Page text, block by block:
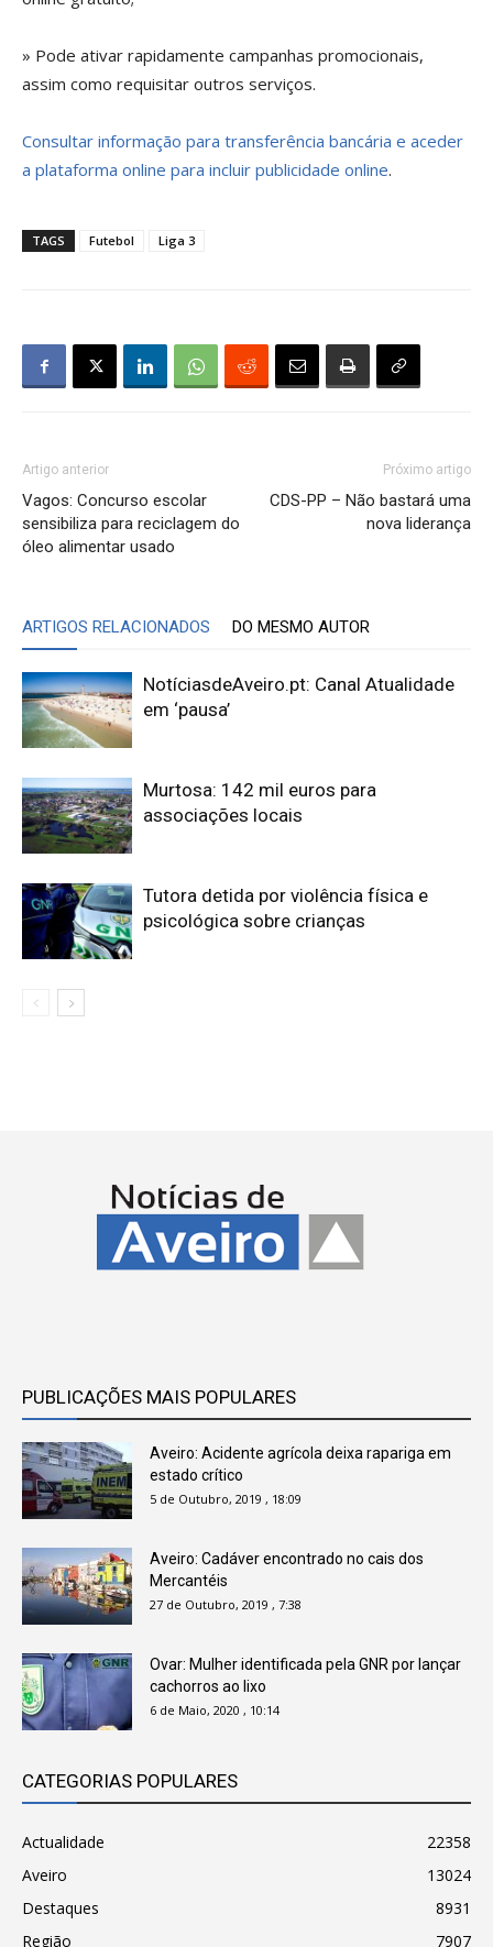
» Pode ativar rapidamente campanhas promocionais,
assim como requisitar outros serviços.
Consultar informação para transferência bancária e aceder
a plataforma online para incluir publicidade online.
TAGS Futebol Liga 3
Artigo anterior
Vagos: Concurso escolar
sensibiliza para reciclagem do
óleo alimentar usado
Próximo artigo
CDS-PP – Não bastará uma
nova liderança
ARTIGOS RELACIONADOS DO MESMO AUTOR
NotíciasdeAveiro.pt: Canal Atualidade
em ‘pausa’
Murtosa: 142 mil euros para
associações locais
Tutora detida por violência física e
psicológica sobre crianças
PUBLICAÇÕES MAIS POPULARES
Aveiro: Acidente agrícola deixa rapariga em
estado crítico
5 de Outubro, 2019 , 18:09
Aveiro: Cadáver encontrado no cais dos
Mercantéis
27 de Outubro, 2019 , 7:38
Ovar: Mulher identificada pela GNR por lançar
cachorros ao lixo
6 de Maio, 2020 , 10:14
CATEGORIAS POPULARES
Actualidade
22358
Aveiro
13024
Destaques
8931
Região
7907